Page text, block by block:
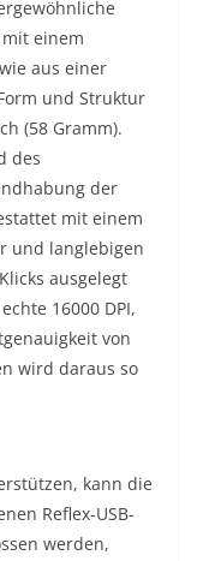
einem
aus einer
und Struktur
(58 Gramm).
des
der
mit einem
und langlebigen
ausgelegt
16000 DPI,
von
wird daraus so
kann die
Reflex-USB-
werden,